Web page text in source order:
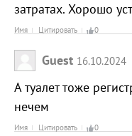
затратах. Хорошо
Имя Цитировать 0
Guest 16.10.2024
А туалет тоже
нечем
Имя Цитировать 0